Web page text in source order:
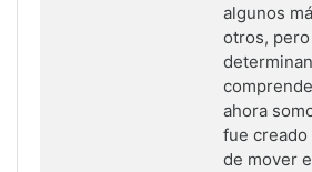
algunos
otros,
ahora
fue
de mover